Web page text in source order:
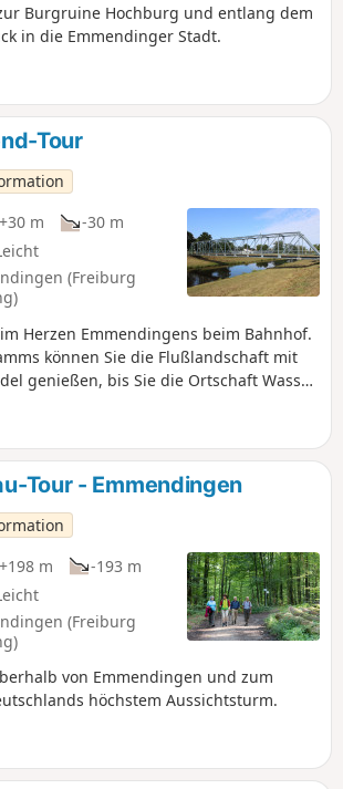
Burgruine Hochburg und entlang dem
in die Emmendinger Stadt.
Tour
+30 m
-30 m
(Freiburg
Herzen Emmendingens beim Bahnhof.
können Sie die Flußlandschaft mit
genießen, bis Sie die Ortschaft Wasser
einem der größten
Oberrheinebene. Entlang einem
sich der Pfad durch den Wald.
eine Siedlerhofgruppe, Gehölze und
des Neugrabens tangieren
erreichen Sie wieder den
und enden am Bahnhof in
Tour - Emmendingen
+198 m
-193 m
(Freiburg
von Emmendingen und zum
höchstem Aussichtsturm.